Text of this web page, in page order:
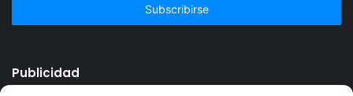
Publicidad